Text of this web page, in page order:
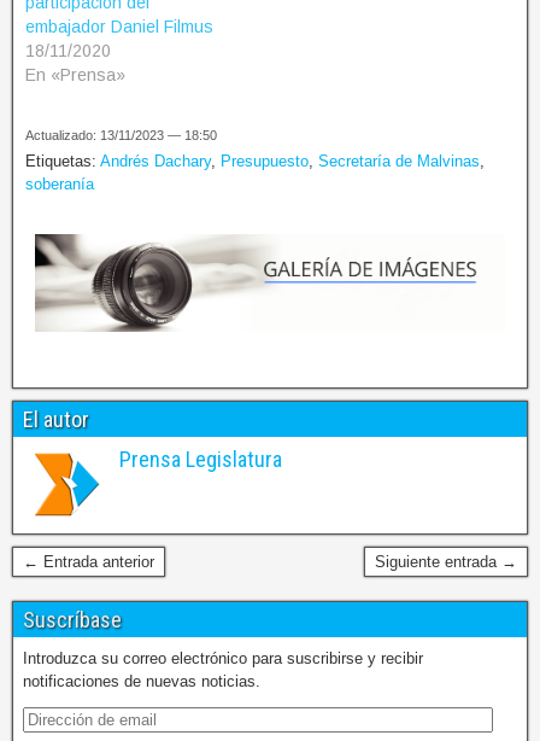
embajador Daniel Filmus
18/11/2020
En «Prensa»
Actualizado: 13/11/2023 — 18:50
Etiquetas: Andrés Dachary, Presupuesto, Secretaría de Malvinas,
soberanía
El autor
Prensa Legislatura
← Entrada anterior Siguiente entrada →
Suscríbase
Introduzca su correo electrónico para suscribirse y recibir
notificaciones de nuevas noticias.